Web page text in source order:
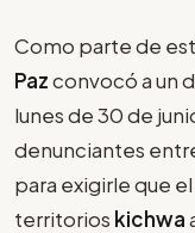
Como parte de
Pazconvocó a un
lunes de 30 de
denunciantes
para exigirle que
territorios kichwa